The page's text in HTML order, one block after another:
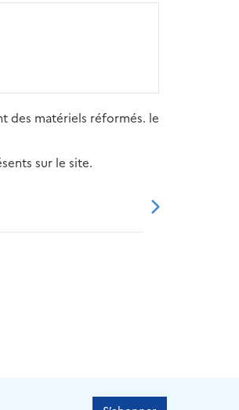
des matériels réformés. le
sur le site.